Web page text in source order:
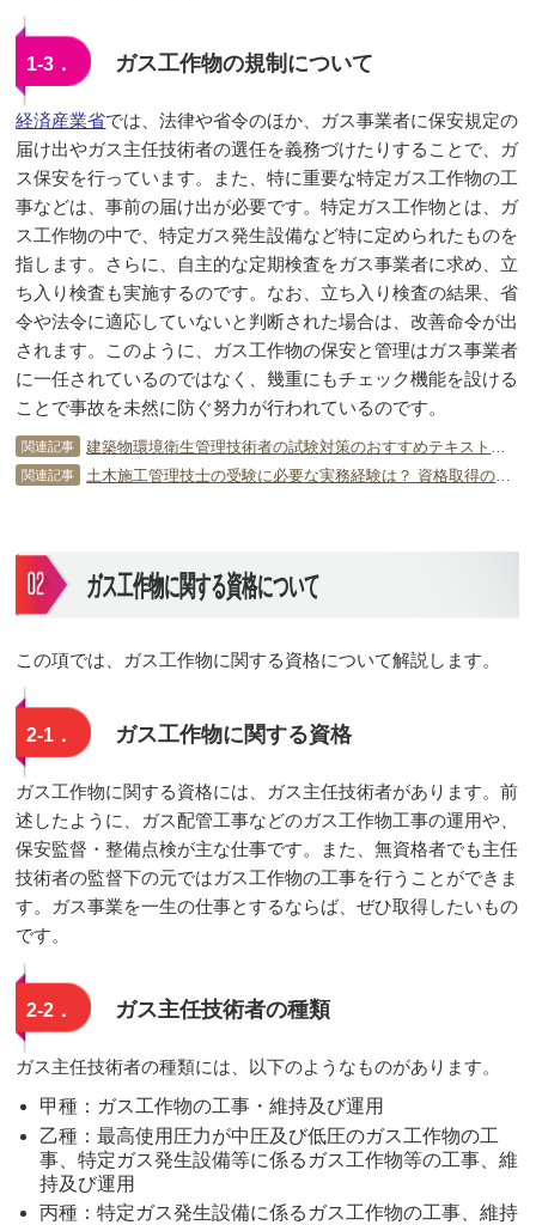
1-3． ガス工作物の規制について
経済産業省では、法律や省令のほか、ガス事業者に保安規定の
届け出やガス主任技術者の選任を義務づけたりすることで、ガ
ス保安を行っています。また、特に重要な特定ガス工作物の工
事などは、事前の届け出が必要です。特定ガス工作物とは、ガ
ス工作物の中で、特定ガス発生設備など特に定められたものを
指します。さらに、自主的な定期検査をガス事業者に求め、立
ち入り検査も実施するのです。なお、立ち入り検査の結果、省
令や法令に適応していないと判断された場合は、改善命令が出
されます。このように、ガス工作物の保安と管理はガス事業者
に一任されているのではなく、幾重にもチェック機能を設ける
ことで事故を未然に防ぐ努力が行われているのです。
関連記事
関連記事
ガス工作物に関する資格について
この項では、ガス工作物に関する資格について解説します。
2-1． ガス工作物に関する資格
ガス工作物に関する資格には、ガス主任技術者があります。前
述したように、ガス配管工事などのガス工作物工事の運用や、
保安監督・整備点検が主な仕事です。また、無資格者でも主任
技術者の監督下の元ではガス工作物の工事を行うことができま
す。ガス事業を一生の仕事とするならば、ぜひ取得したいもの
です。
2-2． ガス主任技術者の種類
ガス主任技術者の種類には、以下のようなものがあります。
甲種：ガス工作物の工事・維持及び運用
乙種：最高使用圧力が中圧及び低圧のガス工作物の工
事、特定ガス発生設備等に係るガス工作物等の工事、維
持及び運用
丙種：特定ガス発生設備に係るガス工作物の工事、維持